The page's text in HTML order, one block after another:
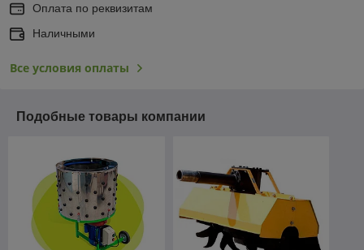
Оплата по реквизитам
Наличными
Все условия оплаты
Подобные товары компании